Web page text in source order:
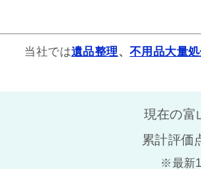
当社では遺品整理、 不用品大量
現在の富
累計評価
※最新